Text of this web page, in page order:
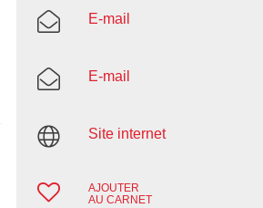
E-mail
E-mail
Site internet
AJOUTER
AU CARNET